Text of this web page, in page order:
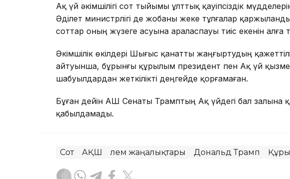
Ақ үй әкімшілігі сот тыйымы ұлттық қауіпсіздік
Әділет министрлігі де жобаны жеке тұлғалар
соттар оның жүзеге асуына араласпауы тиіс екенін алға
Әкімшілік өкілдері Шығыс қанатты жаңғыртудың
айтуынша, бұрынғы құрылым президент пен Ақ үй
шабуылдардан жеткілікті деңгейде қорғамаған.
Бұған дейін АҚШ Сенаты Трамптың Ақ үйдегі бал залына
қабылдамады.
Сот АҚШ Әлем жаңалықтары Дональд Трамп